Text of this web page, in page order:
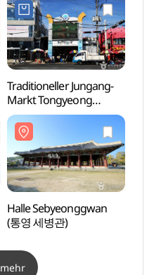
Traditioneller Jungang-
Markt Tongyeong
(통영중앙전통시장)
Halle Sebyeonggwan
(통영 세병관)
mehr